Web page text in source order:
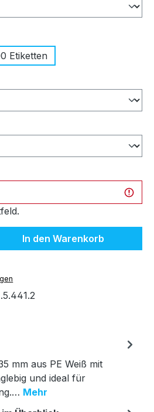
Etiketten
Gib den
In den Warenkorb
mm aus PE Weiß mit
und ideal für
Mehr